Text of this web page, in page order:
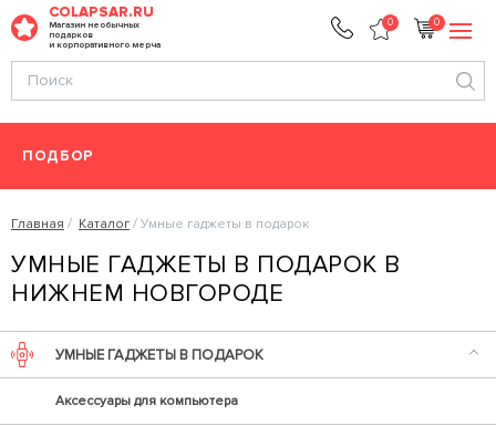
COLAPSAR.RU
Магазин необычных
подарков
и корпоративного мерча
0 0
ПОДБОР
Главная Каталог Умные гаджеты в подарок
УМНЫЕ ГАДЖЕТЫ В ПОДАРОК В
НИЖНЕМ НОВГОРОДЕ
УМНЫЕ ГАДЖЕТЫ В ПОДАРОК
Аксессуары для компьютера